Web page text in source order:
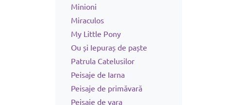
Minioni
Miraculos
My Little Pony
Ou și Iepuraș de paște
Patrula Catelusilor
Peisaje de Iarna
Peisaje de primăvară
Peisaje de vara